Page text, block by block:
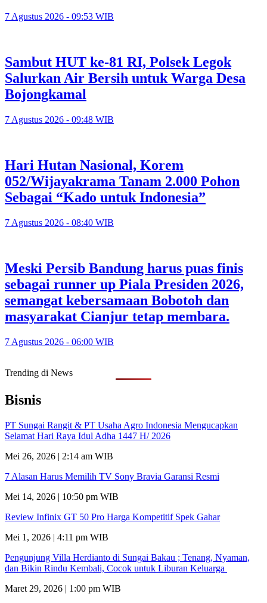
7 Agustus 2026 - 09:53 WIB
Sambut HUT ke-81 RI, Polsek Legok
Salurkan Air Bersih untuk Warga Desa
Bojongkamal
7 Agustus 2026 - 09:48 WIB
Hari Hutan Nasional, Korem
052/Wijayakrama Tanam 2.000 Pohon
Sebagai “Kado untuk Indonesia”
7 Agustus 2026 - 08:40 WIB
Meski Persib Bandung harus puas finis
sebagai runner up Piala Presiden 2026,
semangat kebersamaan Bobotoh dan
masyarakat Cianjur tetap membara.
7 Agustus 2026 - 06:00 WIB
Trending di News
Bisnis
PT Sungai Rangit & PT Usaha Agro Indonesia Mengucapkan
Selamat Hari Raya Idul Adha 1447 H/ 2026
Mei 26, 2026 | 2:14 am WIB
7 Alasan Harus Memilih TV Sony Bravia Garansi Resmi
Mei 14, 2026 | 10:50 pm WIB
Review Infinix GT 50 Pro Harga Kompetitif Spek Gahar
Mei 1, 2026 | 4:11 pm WIB
Pengunjung Villa Herdianto di Sungai Bakau ; Tenang, Nyaman,
dan Bikin Rindu Kembali, Cocok untuk Liburan Keluarga
Maret 29, 2026 | 1:00 pm WIB